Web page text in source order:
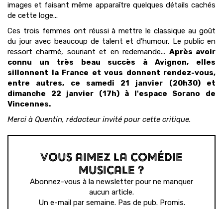
images et faisant même apparaître quelques détails cachés
de cette loge...
Ces trois femmes ont réussi à mettre le classique au goût
du jour avec beaucoup de talent et d'humour. Le public en
ressort charmé, souriant et en redemande... Après avoir
connu un très beau succès à Avignon, elles
sillonnent la France et vous donnent rendez-vous,
entre autres, ce samedi 21 janvier (20h30) et
dimanche 22 janvier (17h) à l'espace Sorano de
Vincennes.
Merci à Quentin, rédacteur invité pour cette critique.
VOUS AIMEZ LA COMÉDIE
MUSICALE ?
Abonnez-vous à la newsletter pour ne manquer
aucun article.
Un e-mail par semaine. Pas de pub. Promis.